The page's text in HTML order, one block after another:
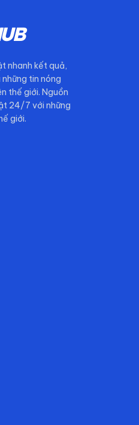
nhanh kết quả,
tin nóng
thế giới. Nguồn
24/7 với những
giới.